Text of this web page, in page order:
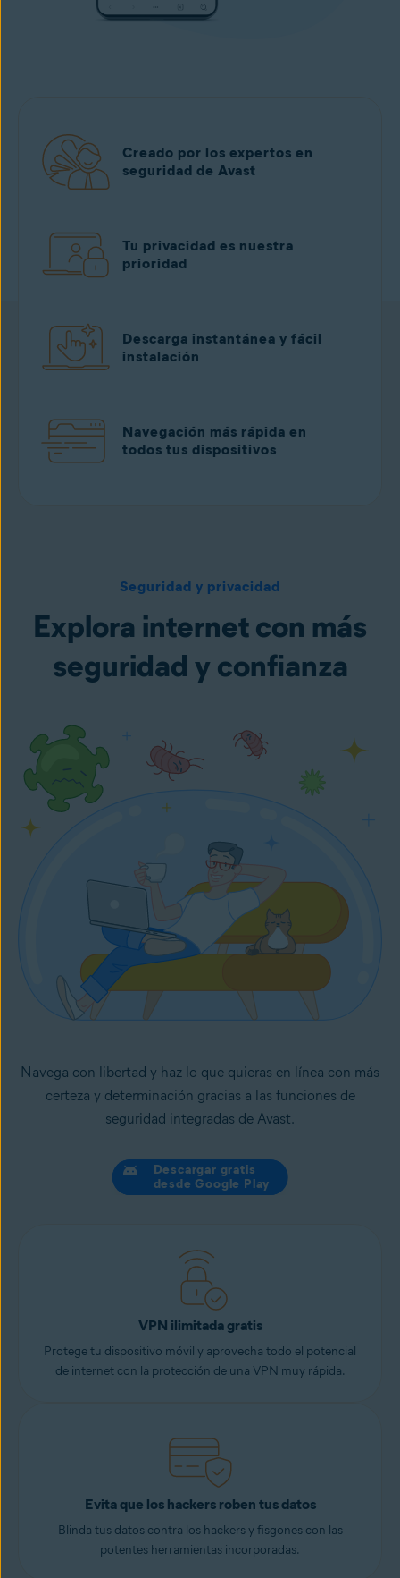
Creado por los expertos en
seguridad de Avast
Tu privacidad es nuestra
prioridad
Descarga instantánea y fácil
instalación
Navegación más rápida en
todos tus dispositivos
Seguridad y privacidad
Explora internet con más
seguridad y confianza
Navega con libertad y haz lo que quieras en línea con más
certeza y determinación gracias a las funciones de
seguridad integradas de Avast.
Descargar gratis
desde Google Play
VPN ilimitada gratis
Protege tu dispositivo móvil y aprovecha todo el potencial
de internet con la protección de una VPN muy rápida.
Evita que los hackers roben tus datos
Blinda tus datos contra los hackers y fisgones con las
potentes herramientas incorporadas.